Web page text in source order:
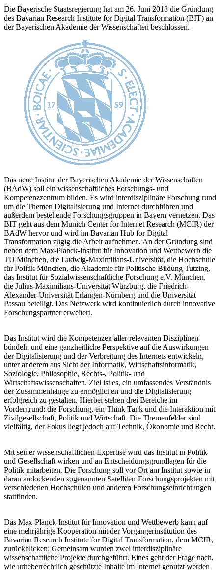
Die Bayerische Staatsregierung hat am 26. Juni 2018 die Gründung
des Bavarian Research Institute for Digital Transformation (BIT) an
der Bayerischen Akademie der Wissenschaften beschlossen.
Das neue Institut der Bayerischen Akademie der Wissenschaften
(BAdW) soll ein wissenschaftliches Forschungs- und
Kompetenzzentrum bilden. Es wird interdisziplinäre Forschung rund
um die Themen Digitalisierung und Internet durchführen und
außerdem bestehende Forschungsgruppen in Bayern vernetzen. Das
BIT geht aus dem Munich Center for Internet Research (MCIR) der
BAdW hervor und wird im Bavarian Hub for Digital
Transformation zügig die Arbeit aufnehmen. An der Gründung sind
neben dem Max-Planck-Institut für Innovation und Wettbewerb die
TU München, die Ludwig-Maximilians-Universität, die Hochschule
für Politik München, die Akademie für Politische Bildung Tutzing,
das Institut für Sozialwissenschaftliche Forschung e.V. München,
die Julius-Maximilians-Universität Würzburg, die Friedrich-
Alexander-Universität Erlangen-Nürnberg und die Universität
Passau beteiligt. Das Netzwerk wird kontinuierlich durch innovative
Forschungspartner erweitert.
Das Institut wird die Kompetenzen aller relevanten Disziplinen
bündeln und eine ganzheitliche Perspektive auf die Auswirkungen
der Digitalisierung und der Verbreitung des Internets entwickeln,
unter anderem aus Sicht der Informatik, Wirtschaftsinformatik,
Soziologie, Philosophie, Rechts-, Politik- und
Wirtschaftswissenschaften. Ziel ist es, ein umfassendes Verständnis
der Zusammenhänge zu ermöglichen und die Digitalisierung
erfolgreich zu gestalten. Hierbei stehen drei Bereiche im
Vordergrund: die Forschung, ein Think Tank und die Interaktion mit
Zivilgesellschaft, Politik und Wirtschaft. Die Themenfelder sind
vielfältig, der Fokus liegt jedoch auf Technik, Ökonomie und Recht.
Mit seiner wissenschaftlichen Expertise wird das Institut in Politik
und Gesellschaft wirken und an Entscheidungsgrundlagen für die
Politik mitarbeiten. Die Forschung soll vor Ort am Institut sowie in
daran andockenden sogenannten Satelliten-Forschungsprojekten mit
verschiedenen Hochschulen und anderen Forschungseinrichtungen
stattfinden.
Das Max-Planck-Institut für Innovation und Wettbewerb kann auf
eine mehrjährige Kooperation mit der Vorgängerinstitution des
Bavarian Research Institute for Digital Transformation, dem MCIR,
zurückblicken: Gemeinsam wurden zwei interdisziplinäre
wissenschaftliche Projekte durchgeführt. Eines geht der Frage nach,
wie urheberrechtlich geschützte Inhalte im Internet genutzt werden